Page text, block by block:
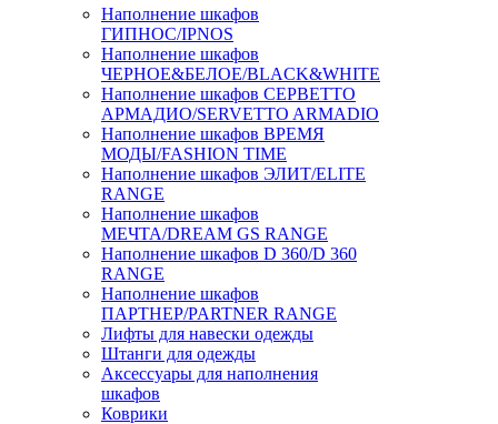
Наполнение шкафов
ГИПНОС/IPNOS
Наполнение шкафов
ЧЕРНОЕ&БЕЛОЕ/BLACK&WHITE
Наполнение шкафов СЕРВЕТТО
АРМАДИО/SERVETTO ARMADIO
Наполнение шкафов ВРЕМЯ
МОДЫ/FASHION TIME
Наполнение шкафов ЭЛИТ/ELITE
RANGE
Наполнение шкафов
МЕЧТА/DREAM GS RANGE
Наполнение шкафов D 360/D 360
RANGE
Наполнение шкафов
ПАРТНЕР/PARTNER RANGE
Лифты для навески одежды
Штанги для одежды
Аксессуары для наполнения
шкафов
Коврики